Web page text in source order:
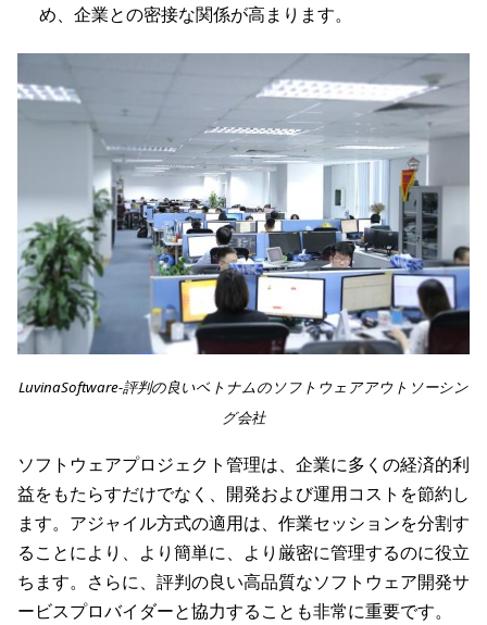
め、企業との密接な関係が高まります。
LuvinaSoftware-評判の良いベトナムのソフトウェアアウトソーシン
グ会社
ソフトウェアプロジェクト管理は、企業に多くの経済的利
益をもたらすだけでなく、開発および運用コストを節約し
ます。アジャイル方式の適用は、作業セッションを分割す
ることにより、より簡単に、より厳密に管理するのに役立
ちます。さらに、評判の良い高品質なソフトウェア開発サ
ービスプロバイダーと協力することも非常に重要です。